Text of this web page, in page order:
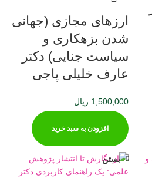
ارزهای مجازی (جهانی
شدن بزهکاری و
سیاست جنایی) دکتر
عارف خلیلی‌ پاجی
1,500,000 ریال
افزودن به سبد خرید
بستن